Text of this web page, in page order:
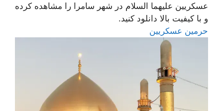
عسکریین علیهما السلام در شهر سامرا را مشاهده کرده
و با کیفیت بالا دانلود کنید.
حرمین عسکریین